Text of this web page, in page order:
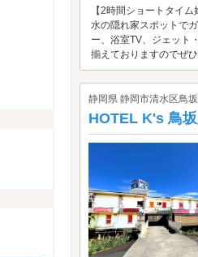
【2時間ショートタイ
水の隠れ家スポットで
ー、浴室TV、ジェット
揃えておりますのでぜ
静岡県 静岡市清水区鳥
HOTEL K's 鳥